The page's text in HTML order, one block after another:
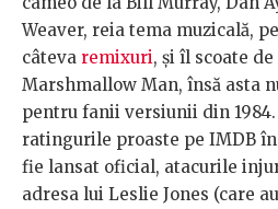
Weaver, reia tema muzicală,
câteva remixuri, şi îl scoate
Marshmallow Man, însă asta
pentru fanii versiunii din 1984.
ratingurile proaste pe IMDB
fie lansat oficial, atacurile
adresa lui Leslie Jones (care